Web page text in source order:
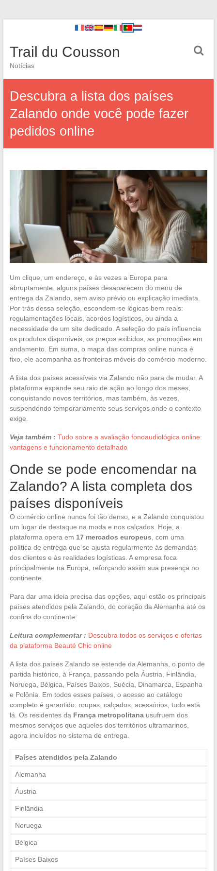
Trail du Cousson
Notícias
Descubra a lista dos países
Zalando onde você pode fazer
pedidos online
Um clique, um endereço, e às vezes a Europa para
abruptamente: alguns países desaparecem do menu de
entrega da Zalando, sem aviso prévio ou explicação imediata.
Por trás dessa seleção, escondem-se lógicas bem reais:
regulamentações locais, acordos logísticos, ou ainda a
necessidade de um site dedicado. A seleção do país influencia
os produtos disponíveis, os preços exibidos, as promoções em
andamento. Em suma, o mapa das compras online nunca é
fixo, ele acompanha as fronteiras móveis do comércio moderno.
A lista dos países acessíveis via Zalando não para de mudar. A
plataforma expande seu raio de ação ao longo dos meses,
conquistando novos territórios, mas também, às vezes,
suspendendo temporariamente seus serviços onde o contexto
exige.
Veja também : Tudo sobre a avaliação fonoaudiológica online:
vantagens e funcionamento detalhado
Onde se pode encomendar na
Zalando? A lista completa dos
países disponíveis
O comércio online nunca foi tão denso, e a Zalando conquistou
um lugar de destaque na moda e nos calçados. Hoje, a
plataforma opera em 17 mercados europeus , com uma
política de entrega que se ajusta regularmente às demandas
dos clientes e às realidades logísticas. A empresa foca
principalmente na Europa, reforçando assim sua presença no
continente.
Para dar uma ideia precisa das opções, aqui estão os principais
países atendidos pela Zalando, do coração da Alemanha até os
confins do continente:
Leitura complementar : Descubra todos os serviços e ofertas
da plataforma Beauté Chic online
A lista dos países Zalando se estende da Alemanha, o ponto de
partida histórico, à França, passando pela Áustria, Finlândia,
Noruega, Bélgica, Países Baixos, Suécia, Dinamarca, Espanha
e Polônia. Em todos esses países, o acesso ao catálogo
completo é garantido: roupas, calçados, acessórios, tudo está
lá. Os residentes da França metropolitanausufruem dos
mesmos serviços que aqueles dos territórios ultramarinos,
agora incluídos no sistema de entrega.
Países atendidos pela Zalando
Alemanha
Áustria
Finlândia
Noruega
Bélgica
Países Baixos